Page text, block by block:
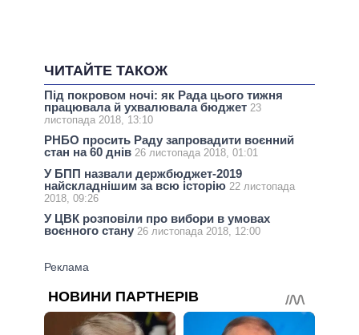
ЧИТАЙТЕ ТАКОЖ
Під покровом ночі: як Рада цього тижня
працювала й ухвалювала бюджет 23
листопада 2018, 13:10
РНБО просить Раду запровадити воєнний
стан на 60 днів 26 листопада 2018, 01:01
У БПП назвали держбюджет-2019
найскладнішим за всю історію 22 листопада
2018, 09:26
У ЦВК розповіли про вибори в умовах
воєнного стану 26 листопада 2018, 12:00